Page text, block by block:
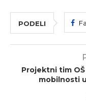
PODELI
Projektni tim
mobilnosti